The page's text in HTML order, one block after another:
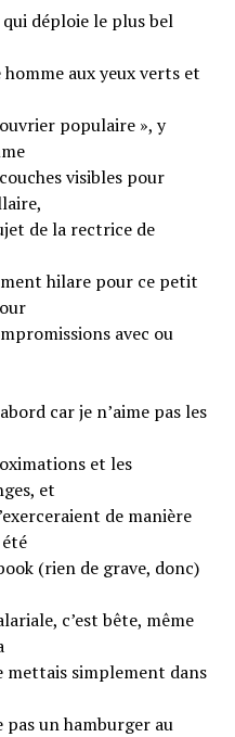
déploie le plus bel
aux yeux verts et
populaire », y
visibles pour
de la rectrice de
hilare pour ce petit
avec ou
car je n’aime pas les
et les
et
de manière
(rien de grave, donc)
c’est bête, même
simplement dans
pas un hamburger au